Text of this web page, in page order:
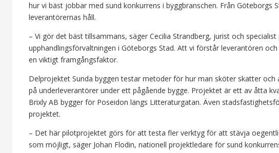
hur vi bäst jobbar med sund konkurrens i byggbranschen. Från Göteborgs
leverantörernas håll.
– Vi gör det bäst tillsammans, säger Cecilia Strandberg, jurist och
upphandlingsförvaltningen i Göteborgs Stad. Att vi förstår leverantören
en viktigt framgångsfaktor.
Delprojektet Sunda byggen testar metoder för hur man sköter skatter
på underleverantörer under ett pågående bygge. Projektet är ett av åtta
Brixly AB bygger för Poseidon längs Litteraturgatan. Även
projektet.
– Det här pilotprojektet görs för att testa fler verktyg för att stävja
som möjligt, säger Johan Flodin, nationell projektledare för sund